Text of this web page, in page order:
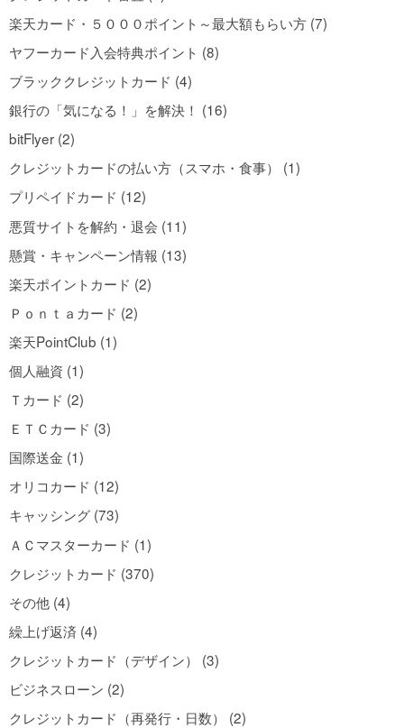
楽天カード・５０００ポイント～最大額もらい方 (7)
ヤフーカード入会特典ポイント (8)
ブラッククレジットカード (4)
銀行の「気になる！」を解決！ (16)
bitFlyer (2)
クレジットカードの払い方（スマホ・食事） (1)
プリペイドカード (12)
悪質サイトを解約・退会 (11)
懸賞・キャンペーン情報 (13)
楽天ポイントカード (2)
Ｐｏｎｔａカード (2)
楽天PointClub (1)
個人融資 (1)
Ｔカード (2)
ＥＴＣカード (3)
国際送金 (1)
オリコカード (12)
キャッシング (73)
ＡＣマスターカード (1)
クレジットカード (370)
その他 (4)
繰上げ返済 (4)
クレジットカード（デザイン） (3)
ビジネスローン (2)
クレジットカード（再発行・日数） (2)